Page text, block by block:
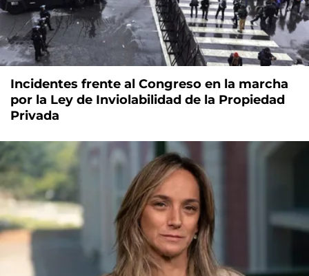
Incidentes frente al Congreso en la marcha
por la Ley de Inviolabilidad de la Propiedad
Privada